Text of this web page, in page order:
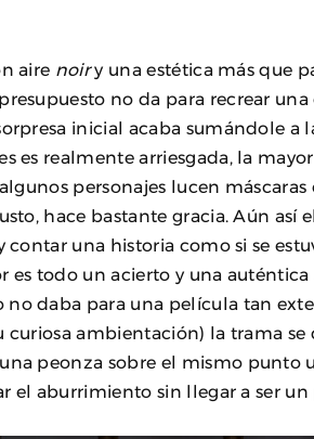
aire noiry una estética más que
no da para recrear
inicial acaba sumándole
es realmente arriesgada, la
personajes lucen máscaras
hace bastante gracia. Aún así
contar una historia como si se
es todo un acierto y una
no daba para una película tan
curiosa ambientación) la trama
peonza sobre el mismo punto
el aburrimiento sin llegar a ser un